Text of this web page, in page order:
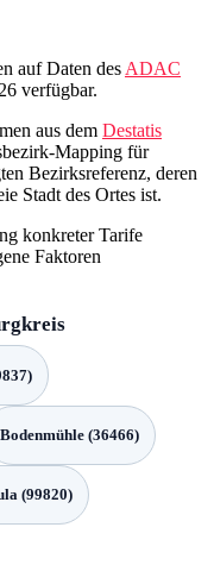
auf Daten des ADAC
verfügbar.
aus dem Destatis
Mapping für
Bezirksreferenz, deren
Stadt des Ortes ist.
konkreter Tarife
Faktoren
Bodenmühle (36466)
(99820)